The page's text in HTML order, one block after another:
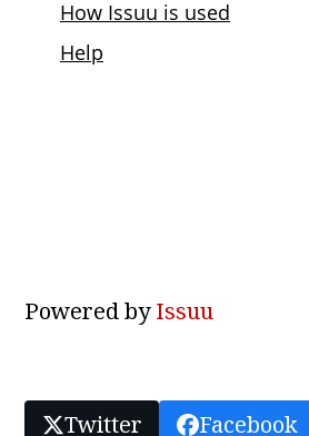
Powered byIssuu
Twitter Facebook